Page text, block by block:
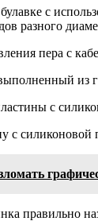
с
разного
из
с силиконовой
правильно